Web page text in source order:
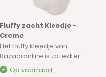
Fluffy zacht Kleedje -
Creme
Het Fluffy kleedje van
Bazaaronline is zo lekker...
Op voorraad